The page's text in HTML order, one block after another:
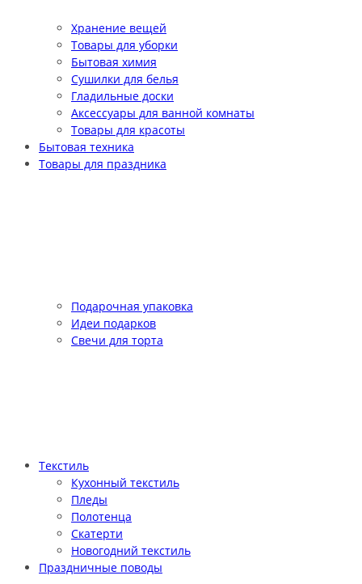
Хранение вещей
Товары для уборки
Бытовая химия
Сушилки для белья
Гладильные доски
Аксессуары для ванной комнаты
Товары для красоты
Бытовая техника
Товары для праздника
Подарочная упаковка
Идеи подарков
Свечи для торта
Текстиль
Кухонный текстиль
Пледы
Полотенца
Скатерти
Новогодний текстиль
Праздничные поводы